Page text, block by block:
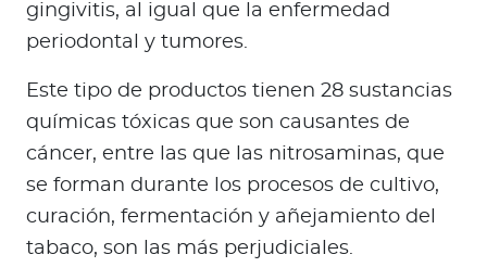
gingivitis, al igual que la enfermedad
periodontal y tumores.
Este tipo de productos tienen 28 sustancias
químicas tóxicas que son causantes de
cáncer, entre las que las nitrosaminas, que
se forman durante los procesos de cultivo,
curación, fermentación y añejamiento del
tabaco, son las más perjudiciales.